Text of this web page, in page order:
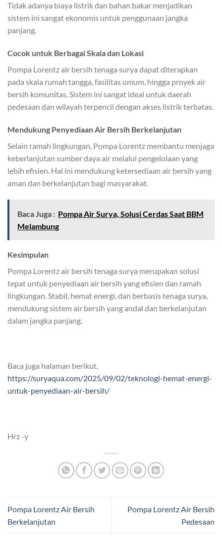
Tidak adanya biaya listrik dan bahan bakar menjadikan
sistem ini sangat ekonomis untuk penggunaan jangka
panjang.
Cocok untuk Berbagai Skala dan Lokasi
Pompa Lorentz air bersih tenaga surya dapat diterapkan
pada skala rumah tangga, fasilitas umum, hingga proyek air
bersih komunitas. Sistem ini sangat ideal untuk daerah
pedesaan dan wilayah terpencil dengan akses listrik terbatas.
Mendukung Penyediaan Air Bersih Berkelanjutan
Selain ramah lingkungan, Pompa Lorentz membantu menjaga
keberlanjutan sumber daya air melalui pengelolaan yang
lebih efisien. Hal ini mendukung ketersediaan air bersih yang
aman dan berkelanjutan bagi masyarakat.
Baca Juga : Pompa Air Surya, Solusi Cerdas Saat BBM
Melambung
Kesimpulan
Pompa Lorentz air bersih tenaga surya merupakan solusi
tepat untuk penyediaan air bersih yang efisien dan ramah
lingkungan. Stabil, hemat energi, dan berbasis tenaga surya,
mendukung sistem air bersih yang andal dan berkelanjutan
dalam jangka panjang.
Baca juga halaman berikut,
https://suryaqua.com/2025/09/02/teknologi-hemat-energi-
untuk-penyediaan-air-bersih/
Hrz -y
Pompa Lorentz Air Bersih
Berkelanjutan
Pompa Lorentz Air Bersih
Pedesaan